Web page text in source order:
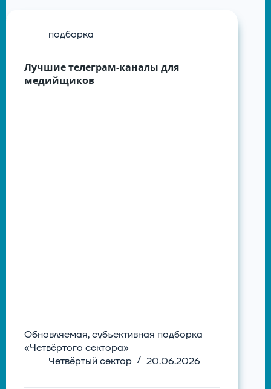
подборка
Лучшие телеграм-каналы для
медийщиков
Обновляемая, субъективная подборка
«Четвёртого сектора»
Четвёртый сектор
20.06.2026